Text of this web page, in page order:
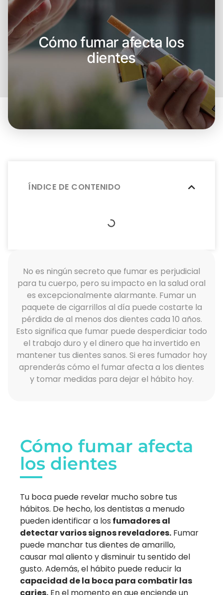
Cómo fumar afecta los
dientes
ÍNDICE DE CONTENIDO
No es ningún secreto que fumar es perjudicial
para tu cuerpo, pero su impacto en la salud oral
es excepcionalmente alarmante. Fumar un
paquete de cigarrillos al día puede costarte la
pérdida de al menos dos dientes cada 10 años.
Esto significa que fumar puede desperdiciar todo
el trabajo duro y el dinero que ha invertido en
mantener tus dientes sanos. Si eres fumador hoy
aprenderás cómo el fumar afecta a los dientes
y tomar medidas para dejar el hábito hoy.
Cómo fumar afecta
los dientes
Tu boca puede revelar mucho sobre tus
hábitos. De hecho, los dentistas a menudo
pueden identificar a los fumadores al
detectar varios signos reveladores. Fumar
puede manchar tus dientes de amarillo,
causar mal aliento y disminuir tu sentido del
gusto. Además, el hábito puede reducir la
capacidad de la boca para combatir las